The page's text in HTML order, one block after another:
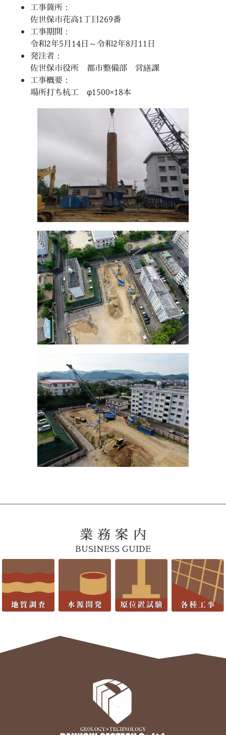
工事箇所：
佐世保市花高1丁目269番
工事期間：
令和2年5月14日～令和2年8月11日
発注者：
佐世保市役所 都市整備部 営繕課
工事概要：
場所打ち杭工 φ1500×18本
業 務 案 内
BUSINESS GUIDE